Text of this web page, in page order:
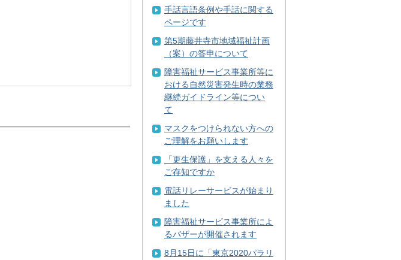
手話言語条例や手話に関する
ページです
第5期藤井寺市地域福祉計画
（案）の答申について
障害福祉サービス事業所等に
おける自然災害発生時の業務
継続ガイドライン等につい
て
マスクをつけられない方への
ご理解をお願いします
「更生保護」を支える人々を
ご存知ですか
電話リレーサービスが始まり
ました
障害福祉サービス事業所によ
るバザーが開催されます
8月15日に「東京2020パラリ